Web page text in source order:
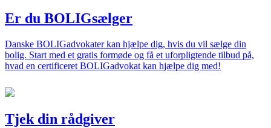
Er du BOLIGsælger
Danske BOLIGadvokater kan hjælpe dig, hvis du vil sælge din
bolig. Start med et gratis formøde og få et uforpligtende tilbud på,
hvad en certificeret BOLIGadvokat kan hjælpe dig med!
Tjek din rådgiver